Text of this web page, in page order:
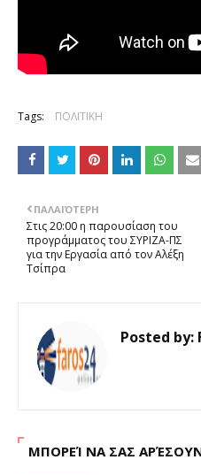
Tags: ΠΟΛΙΤΙΚΗ
ΠΑΛΑΙΌΤΕΡΗ
Στις 20:00 η παρουσίαση του
προγράμματος του ΣΥΡΙΖΑ-ΠΣ
για την Εργασία από τον Αλέξη
Τσίπρα
Posted by:
ΜΠΟΡΕΊ ΝΑ ΣΑΣ